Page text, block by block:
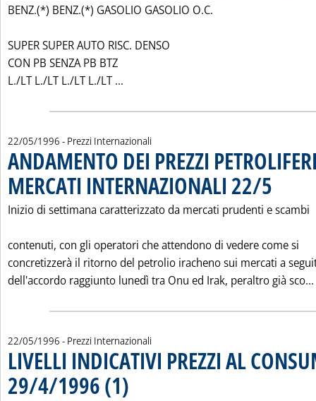
BENZ.(*) BENZ.(*) GASOLIO GASOLIO O.C.
SUPER SUPER AUTO RISC. DENSO
CON PB SENZA PB BTZ
L./LT L./LT L./LT L./LT ...
22/05/1996 - Prezzi Internazionali
ANDAMENTO DEI PREZZI
MERCATI INTERNAZIONALI 22/5
Inizio di settimana caratterizzato da mercati prudenti e scambi
contenuti, con gli operatori che attendono di vedere come si
concretizzerà il ritorno del petrolio iracheno sui mercati a
dell'accordo raggiunto lunedì tra Onu ed Irak, peraltro già sco...
22/05/1996 - Prezzi Internazionali
LIVELLI INDICATIVI PREZZI AL
29/4/1996 (1)